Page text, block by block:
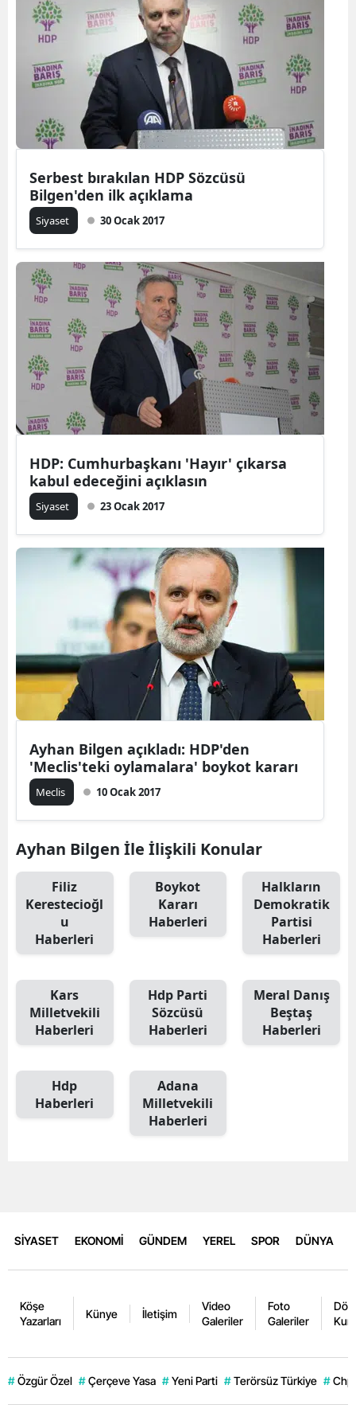
Serbest bırakılan HDP Sözcüsü
Bilgen'den ilk açıklama
Siyaset 30 Ocak 2017
HDP: Cumhurbaşkanı 'Hayır' çıkarsa
kabul edeceğini açıklasın
Siyaset 23 Ocak 2017
Ayhan Bilgen açıkladı: HDP'den
'Meclis'teki oylamalara' boykot kararı
Meclis 10 Ocak 2017
Ayhan Bilgen İle İlişkili Konular
Filiz
Kerestecioğl
u
Haberleri
Boykot
Kararı
Haberleri
Halkların
Demokratik
Partisi
Haberleri
Kars
Milletvekili
Haberleri
Hdp Parti
Sözcüsü
Haberleri
Meral Danış
Beştaş
Haberleri
Hdp
Haberleri
Adana
Milletvekili
Haberleri
SİYASET EKONOMİ GÜNDEM YEREL SPOR DÜNYA
Köşe
Yazarları
Künye İletişim
Video
Galeriler
Foto
Galeriler
# Özgür Özel # Çerçeve Yasa # Yeni Parti # Terörsüz Türkiye # Chp